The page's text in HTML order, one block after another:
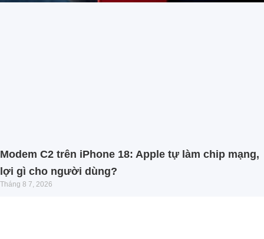
Modem C2 trên iPhone 18: Apple tự làm chip mạng,
lợi gì cho người dùng?
Tháng 8 7, 2026